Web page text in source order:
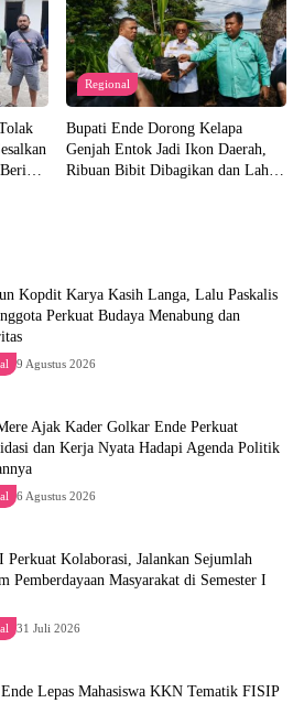
Regional
Bupati Ende Dorong Kelapa
Genjah Entok Jadi Ikon Daerah,
Ribuan Bibit Dibagikan dan Lahan
Kopdit Karya Kasih Langa, Lalu Paskalis
Perkuat Budaya Menabung dan
9 Agustus 2026
Ajak Kader Golkar Ende Perkuat
dan Kerja Nyata Hadapi Agenda Politik
6 Agustus 2026
Perkuat Kolaborasi, Jalankan Sejumlah
Pemberdayaan Masyarakat di Semester I
31 Juli 2026
Lepas Mahasiswa KKN Tematik FISIP